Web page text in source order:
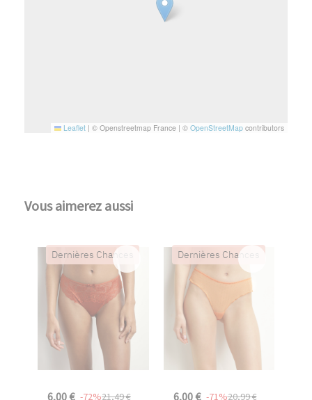
Leaflet | © Openstreetmap France | © OpenStreetMap contributors
Vous aimerez aussi
Dernières Chances Dernières Chances